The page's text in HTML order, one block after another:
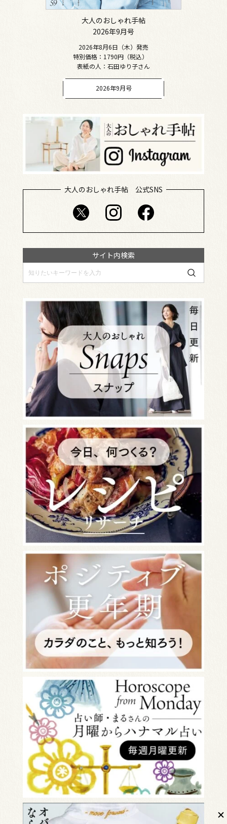
大人のおしゃれ手帖
2026年9月号
2026年8月6日（木）発売
特別価格：1790円（税込）
表紙の人：石田ゆり子さん
2026年9月号
大人のおしゃれ手帖 公式SNS
サイト内検索